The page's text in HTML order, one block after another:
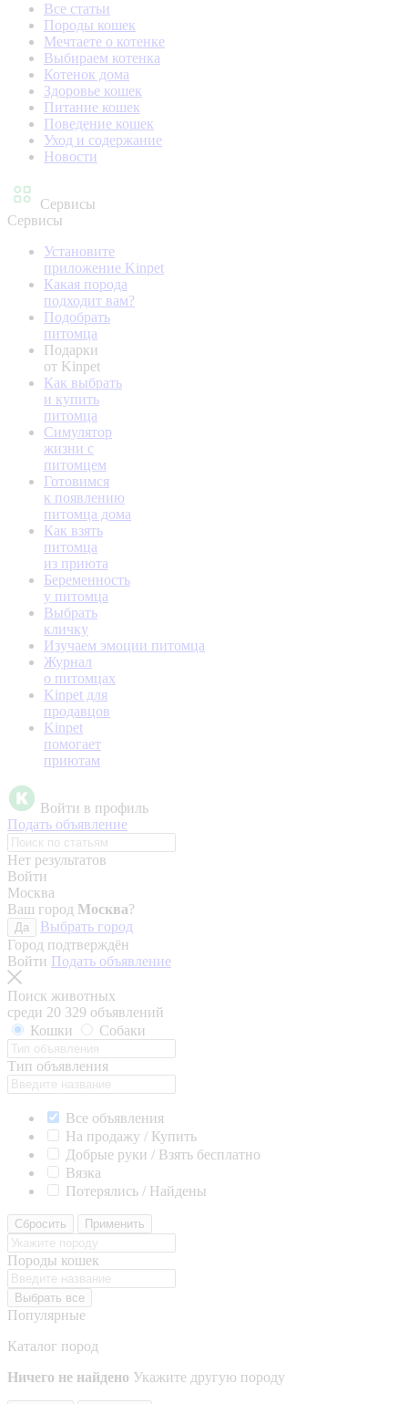
Все статьи
Породы кошек
Мечтаете о котенке
Выбираем котенка
Котенок дома
Здоровье кошек
Питание кошек
Поведение кошек
Уход и содержание
Новости
Сервисы
Сервисы
Установите
приложение Kinpet
Какая порода
подходит вам?
Подобрать
питомца
Подарки
от Kinpet
Как выбрать
и купить
питомца
Симулятор
жизни с
питомцем
Готовимся
к появлению
питомца дома
Как взять
питомца
из приюта
Беременность
у питомца
Выбрать
кличку
Изучаем эмоции питомца
Журнал
о питомцах
Kinpet для
продавцов
Kinpet
помогает
приютам
Войти в профиль
Подать объявление
Нет результатов
Войти
Москва
Ваш город Москва?
Да
Выбрать город
Город подтверждён
Войти Подать объявление
Поиск животных
среди 20 329 объявлений
Кошки
Собаки
Тип объявления
Все объявления
На продажу / Купить
Добрые руки / Взять бесплатно
Вязка
Потерялись / Найдены
Сбросить Применить
Породы кошек
Выбрать все
Популярные
Каталог пород
Ничего не найдено Укажите другую породу